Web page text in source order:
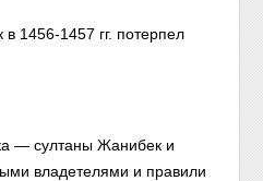
1456-1457 гг. потерпел
— султаны Жанибек и
владетелями и правили